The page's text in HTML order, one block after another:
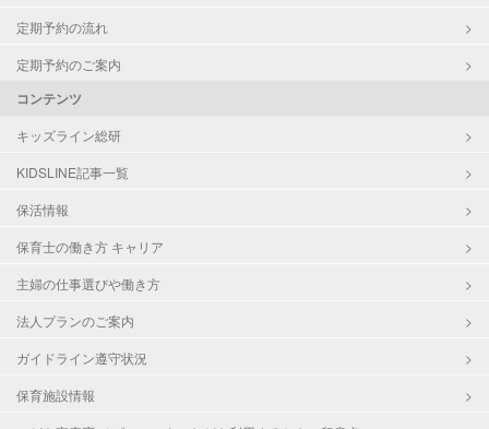
定期予約の流れ
定期予約のご案内
コンテンツ
キッズライン総研
KIDSLINE記事一覧
保活情報
保育士の働き方 キャリア
主婦の仕事選びや働き方
法人プランのご案内
ガイドライン遵守状況
保育施設情報